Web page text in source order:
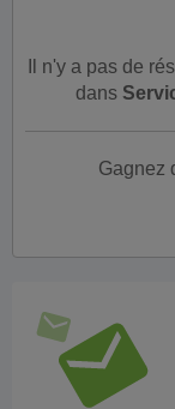
Il n'y a pas de
dans
Gagnez